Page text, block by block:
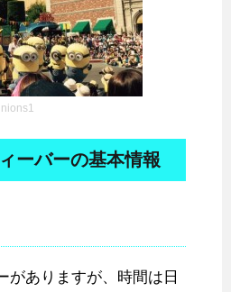
ーバーの基本情報
がありますが、時間は日